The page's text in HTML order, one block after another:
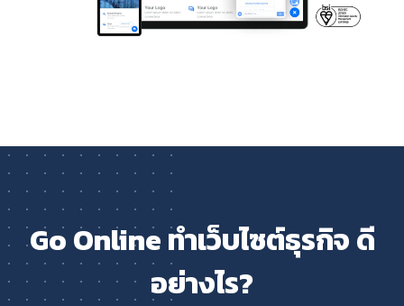
Go Online ทำเว็บไซต์ธุรกิจ ดี
อย่างไร?